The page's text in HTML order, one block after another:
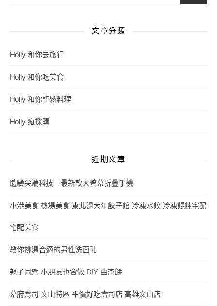
文章分類
Holly 和你去旅行
Holly 和你吃美食
Holly 和你輕鬆料理
Holly 瘋採購
近期文章
體驗尖端科技－最新款大螢幕折疊手機
小港美食 機場美食 東北過大年餃子館 冷凍水餃 冷凍餛飩宅配
宅配美食
教你挑選合適的男性洗面乳
親子同樂 小朋友也會做 DIY 曲奇餅
幕府壽司 文山特區 平價好吃壽司店 高雄文山店